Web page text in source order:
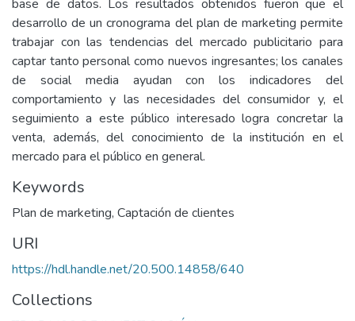
base de datos. Los resultados obtenidos fueron que el
desarrollo de un cronograma del plan de marketing permite
trabajar con las tendencias del mercado publicitario para
captar tanto personal como nuevos ingresantes; los canales
de social media ayudan con los indicadores del
comportamiento y las necesidades del consumidor y, el
seguimiento a este público interesado logra concretar la
venta, además, del conocimiento de la institución en el
mercado para el público en general.
Keywords
Plan de marketing, Captación de clientes
URI
https://hdl.handle.net/20.500.14858/640
Collections